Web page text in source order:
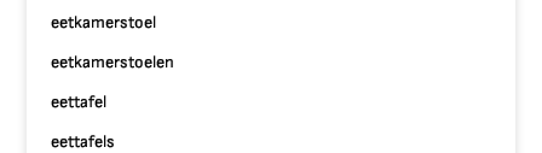
eetkamerstoel
eetkamerstoelen
eettafel
eettafels